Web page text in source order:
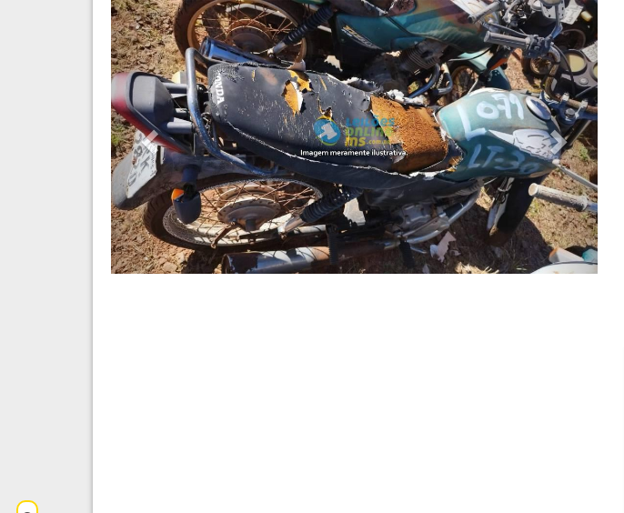
Previous Next